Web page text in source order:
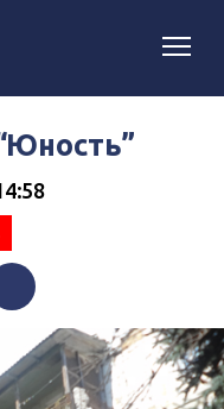
Telegram